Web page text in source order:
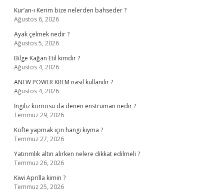
Kur’an-ı Kerim bize nelerden bahseder ?
Ağustos 6, 2026
Ayak çelmek nedir ?
Ağustos 5, 2026
Bilge Kağan Etil kimdir ?
Ağustos 4, 2026
ANEW POWER KREM nasıl kullanılır ?
Ağustos 4, 2026
İngiliz kornosu da denen enstrüman nedir ?
Temmuz 29, 2026
Köfte yapmak için hangi kıyma ?
Temmuz 27, 2026
Yatırımlık altın alırken nelere dikkat edilmeli ?
Temmuz 26, 2026
Kiwi Aprilla kimin ?
Temmuz 25, 2026